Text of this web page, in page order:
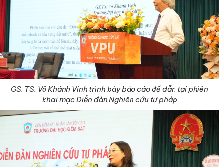
GS. TS. Võ Khánh Vinh trình bày báo cáo đề dẫn tại phiên
khai mạc Diễn đàn Nghiên cứu tư pháp